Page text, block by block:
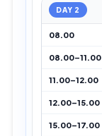
DAY 2
08.00
08.00–11.00
11.00–12.00
12.00–15.00
15.00–17.00